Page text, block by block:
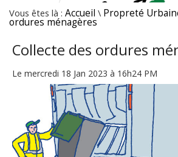
Vous êtes là : Accueil \ Propreté
ordures ménagères
Collecte des ordures
Le mercredi 18 Jan 2023 à 16h24 PM